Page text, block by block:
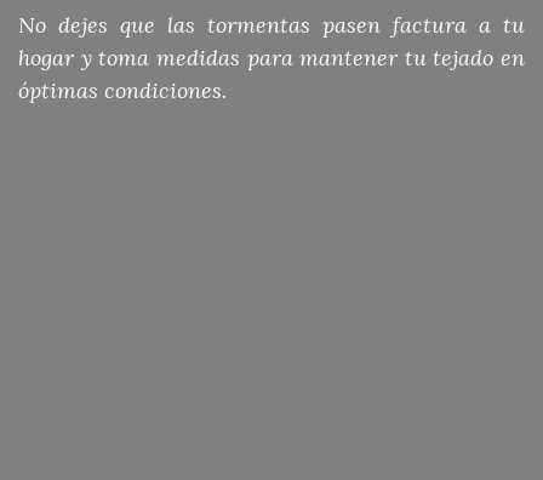
No dejes que las tormentas pasen factura a tu
hogar y toma medidas para mantener tu tejado en
óptimas condiciones.